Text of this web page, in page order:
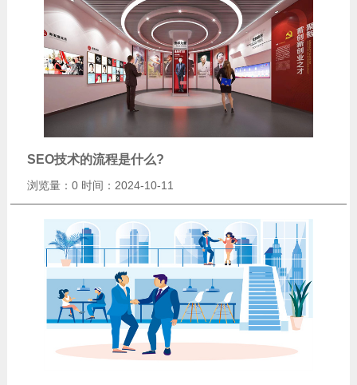
SEO技术的流程是什么?
浏览量：0 时间：2024-10-11